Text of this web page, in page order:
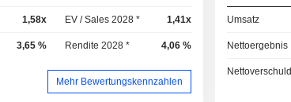
1,58x EV / Sales 2028 * 1,41x
3,65 % Rendite 2028 * 4,06 %
Mehr Bewertungskennzahlen
Umsatz
Nettoergebnis